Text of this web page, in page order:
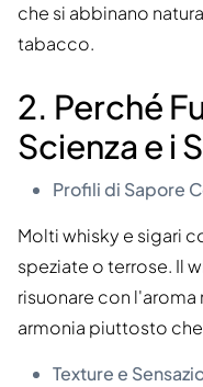
che si abbinano
tabacco.
2. Perché
Scienza e i
Profili di Sapore
Molti whisky e sigari
speziate o terrose. Il
risuonare con
armonia piuttosto
Texture e